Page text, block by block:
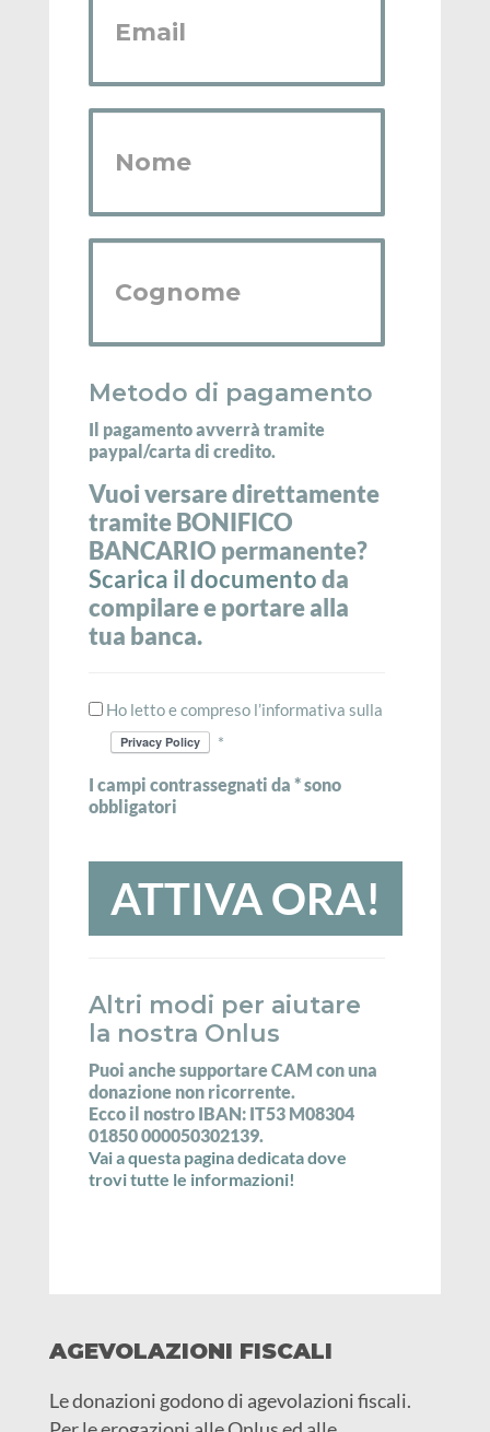
Metodo di pagamento
Il pagamento avverrà tramite
paypal/carta di credito.
Vuoi versare direttamente
tramite BONIFICO
BANCARIO permanente?
Scarica il documentoda
compilare e portare alla
tua banca.
Accettazione
Privacy
Ho letto e compreso l’informativa sulla
*
I campi contrassegnati da * sono
obbligatori
Altri modi per aiutare
la nostra Onlus
Puoi anche supportare CAM con una
donazione non ricorrente.
Ecco il nostro IBAN: IT53 M08304
01850 000050302139.
Vai a questa pagina dedicata dove
trovi tutte le informazioni!
AGEVOLAZIONI FISCALI
Le donazioni godono di agevolazioni fiscali.